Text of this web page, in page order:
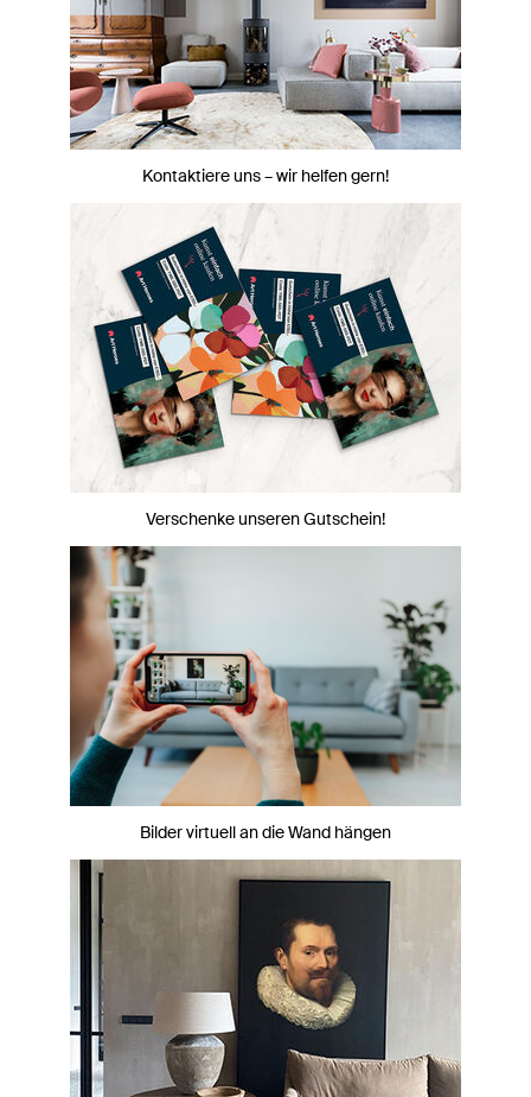
Kontaktiere uns – wir helfen gern!
Verschenke unseren Gutschein!
Bilder virtuell an die Wand hängen